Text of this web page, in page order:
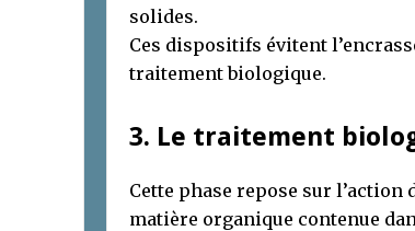
solides.
Ces dispositifs évitent
traitement biologique.
3. Le traitement
Cette phase repose sur
matière organique contenue